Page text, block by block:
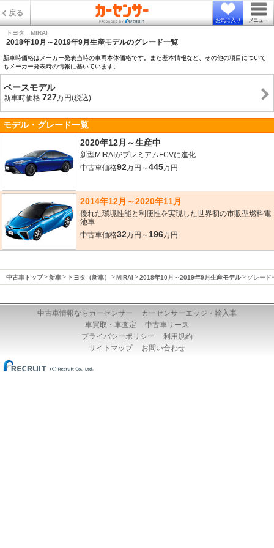
戻る
お気に入り メニュー
トヨタ MIRAI
2018年10月～2019年9月生産モデルのグレード一覧
新車時価格はメーカー発表当時の車両本体価格です。また基本情報など、その他の項目について
もメーカー発表時の情報に基いています。
ベースモデル
新車時価格 727万円(税込)
モデル・グレード一覧
2020年12月～生産中
新型MIRAIがプレミアムFCVに進化
中古車価格92万円～445万円
2014年12月～2020年11月
優れた環境性能と利便性を実現した世界初の市販型燃料電
池車
中古車価格32万円～ 196万円
中古車トップ 新車 トヨタ（新車） MIRAI 2018年10月～2019年9月生産モデル グレード
中古車情報ならカーセンサー
カーセンサーエッジ・輸入車
車買取・車査定
中古車リース
プライバシーポリシー
利用規約
サイトマップ
お問い合わせ